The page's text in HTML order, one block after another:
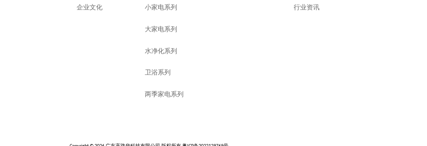
企业文化 小家电系列
大家电系列
水净化系列
卫浴系列
两季家电系列
行业资讯